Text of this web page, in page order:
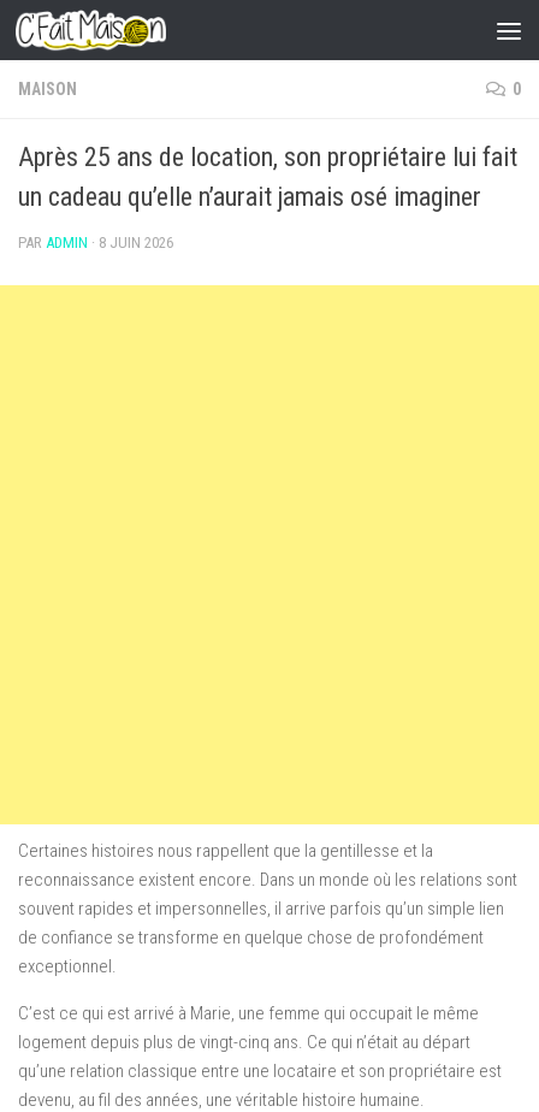
Skip to content
MAISON 0
Après 25 ans de location, son propriétaire lui fait
un cadeau qu’elle n’aurait jamais osé imaginer
PAR ADMIN · 8 JUIN 2026
Certaines histoires nous rappellent que la gentillesse et la
reconnaissance existent encore. Dans un monde où les relations sont
souvent rapides et impersonnelles, il arrive parfois qu’un simple lien
de confiance se transforme en quelque chose de profondément
exceptionnel.
C’est ce qui est arrivé à Marie, une femme qui occupait le même
logement depuis plus de vingt-cinq ans. Ce qui n’était au départ
qu’une relation classique entre une locataire et son propriétaire est
devenu, au fil des années, une véritable histoire humaine.